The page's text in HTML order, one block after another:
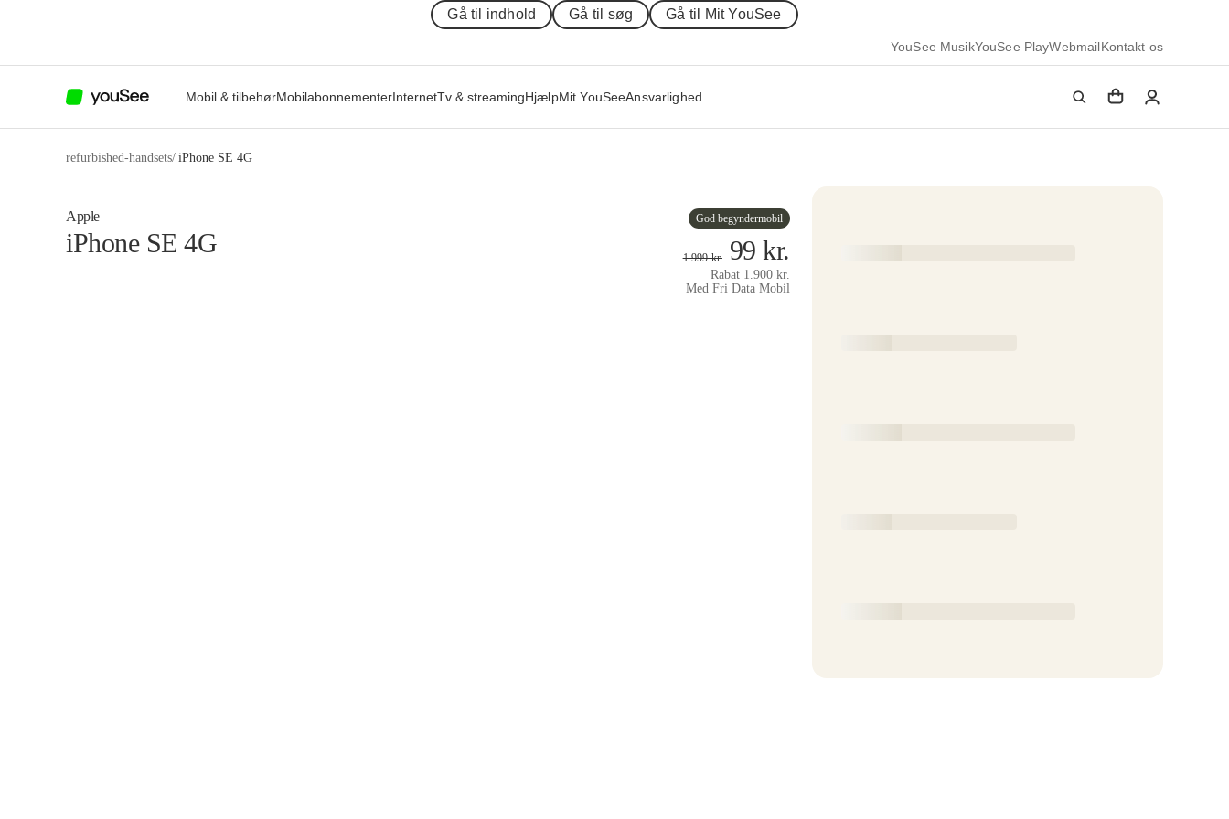
Gå til indhold Gå til søg Gå til Mit YouSee
YouSee MusikYouSee PlayWebmailKontakt os
Mobil & tilbehørMobilabonnementerInternetTv & streamingHjælpMit YouSeeAnsvarlighed
refurbished-handsets/ iPhone SE 4G
Apple
iPhone SE 4G
God begyndermobil
1.999kr. 99kr.
Rabat 1.900 kr.
Med Fri Data Mobil